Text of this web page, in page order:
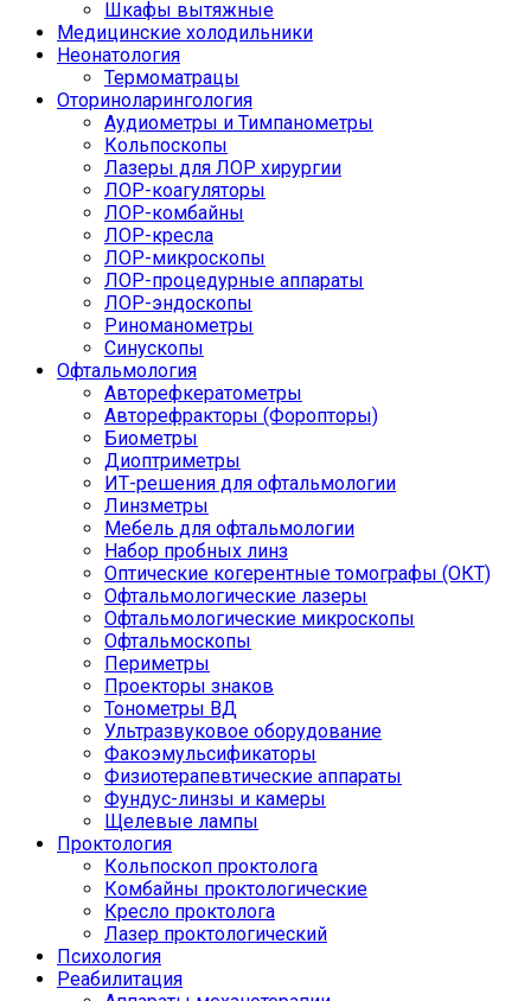
Шкафы вытяжные
Медицинские холодильники
Неонатология
Термоматрацы
Оториноларингология
Аудиометры и Тимпанометры
Кольпоскопы
Лазеры для ЛОР хирургии
ЛОР-коагуляторы
ЛОР-комбайны
ЛОР-кресла
ЛОР-микроскопы
ЛОР-процедурные аппараты
ЛОР-эндоскопы
Риноманометры
Синускопы
Офтальмология
Авторефкератометры
Авторефракторы (Форопторы)
Биометры
Диоптриметры
ИТ-решения для офтальмологии
Линзметры
Мебель для офтальмологии
Набор пробных линз
Оптические когерентные томографы (ОКТ)
Офтальмологические лазеры
Офтальмологические микроскопы
Офтальмоскопы
Периметры
Проекторы знаков
Тонометры ВД
Ультразвуковое оборудование
Факоэмульсификаторы
Физиотерапевтические аппараты
Фундус-линзы и камеры
Щелевые лампы
Проктология
Кольпоскоп проктолога
Комбайны проктологические
Кресло проктолога
Лазер проктологический
Психология
Реабилитация